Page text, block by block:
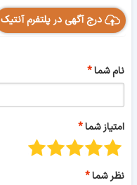
درج آگهی در پلتفرم آنتیک
نام شما
امتیاز شما
نظر شما